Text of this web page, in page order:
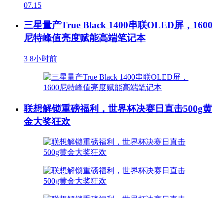
07.15
三星量产True Black 1400串联OLED屏，1600
尼特峰值亮度赋能高端笔记本
3 8小时前
联想解锁重磅福利，世界杯决赛日直击500g黄
金大奖狂欢